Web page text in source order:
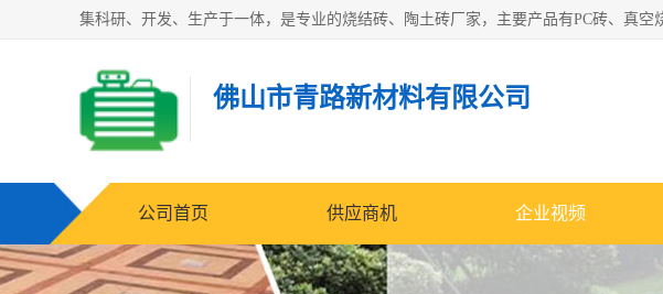
佛山市青路新材料有限公司
公司首页 供应商机 企业视频